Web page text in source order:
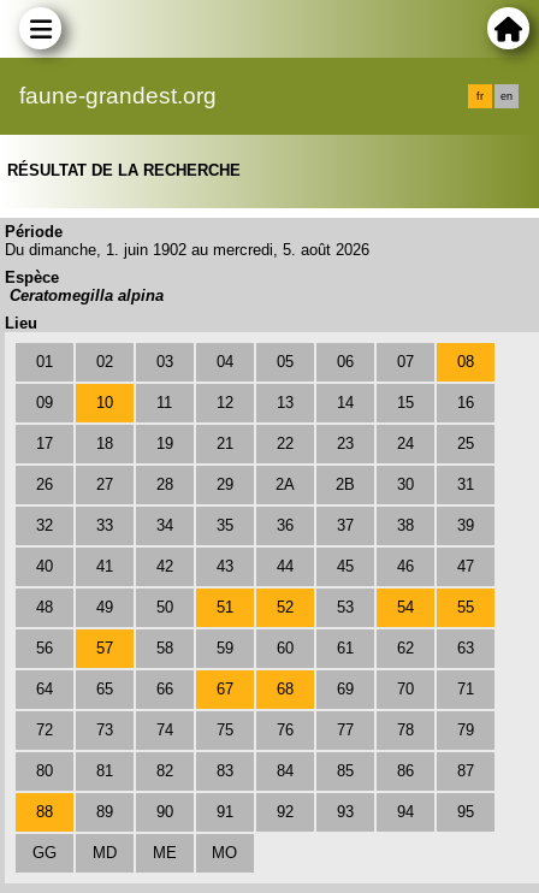
faune-grandest.org fr en
RÉSULTAT DE LA RECHERCHE
Période
Du dimanche, 1. juin 1902 au mercredi, 5. août 2026
Espèce
Ceratomegilla alpina
Lieu
01 02 03 04 05 06 07 08
09 10 11 12 13 14 15 16
17 18 19 21 22 23 24 25
26 27 28 29 2A 2B 30 31
32 33 34 35 36 37 38 39
40 41 42 43 44 45 46 47
48 49 50 51 52 53 54 55
56 57 58 59 60 61 62 63
64 65 66 67 68 69 70 71
72 73 74 75 76 77 78 79
80 81 82 83 84 85 86 87
88 89 90 91 92 93 94 95
GG MD ME MO